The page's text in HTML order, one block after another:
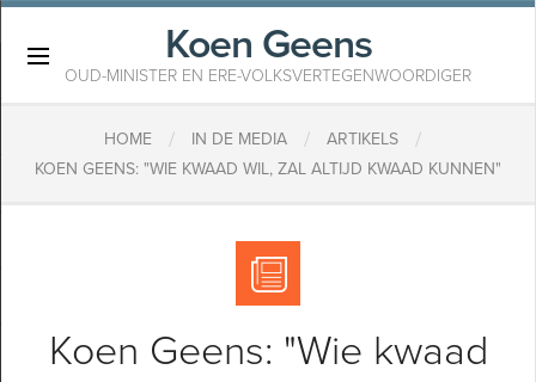
Koen Geens
OUD-MINISTER EN ERE-VOLKSVERTEGENWOORDIGER
HOME / IN DE MEDIA / ARTIKELS /
KOEN GEENS: "WIE KWAAD WIL, ZAL ALTIJD KWAAD KUNNEN"
Koen Geens: "Wie kwaad